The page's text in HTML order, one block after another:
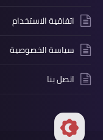
اتفاقية الاستخدام
سياسة الخصوصية
اتصل بنا